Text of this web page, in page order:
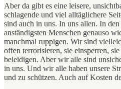
Aber da gibt es eine leisere,
schlagende und viel alltäglichere
sind auch in uns. In uns allen. In den
anständigsten Menschen genauso
manchmal ruppigen. Wir sind
offen terrorisieren, sie einsperren,
beleidigen. Aber wir alle sind
in uns. Und wir alle haben unsere
und zu schützen. Auch auf Kosten